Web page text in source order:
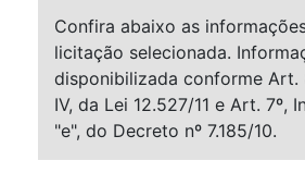
Confira abaixo as
licitação selecionada.
disponibilizada conforme Art.
IV, da Lei 12.527/11 e Art. 7º,
"e", do Decreto nº 7.185/10.